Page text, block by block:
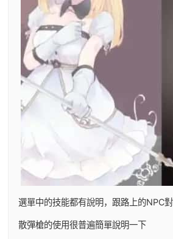
選單中的技能都有說明，跟路上的NPC
散彈槍的使用很普遍簡單說明一下